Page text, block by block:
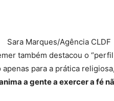
Sara Marques/Agência CLDF
também destacou o
para a prática
a gente a exercer a fé